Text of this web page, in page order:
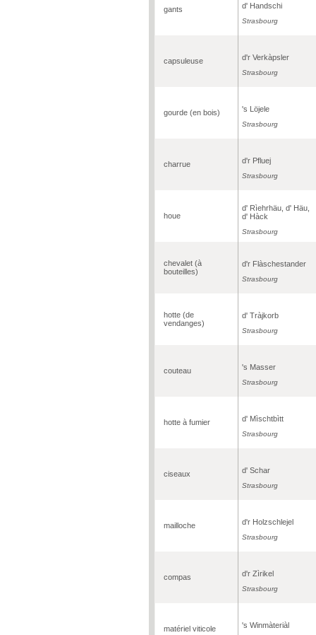
gants d' Handschi
Strasbourg
capsuleuse d'r Verkàpsler
Strasbourg
gourde (en bois) 's Löjele
Strasbourg
charrue d'r Pfluej
Strasbourg
houe
d' Rìehrhäu, d' Häu,
d' Hàck
Strasbourg
chevalet (à
bouteilles)
d'r Flàschestander
Strasbourg
hotte (de
vendanges)
d' Tràjkorb
Strasbourg
couteau 's Masser
Strasbourg
hotte à fumier d' Mìschtbìtt
Strasbourg
ciseaux d' Schar
Strasbourg
mailloche d'r Holzschlejel
Strasbourg
compas d'r Zìrikel
Strasbourg
matériel viticole 's Winmàteriàl